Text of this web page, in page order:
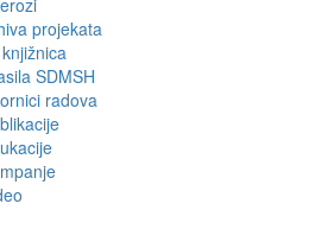
projekata
SDMSH
radova